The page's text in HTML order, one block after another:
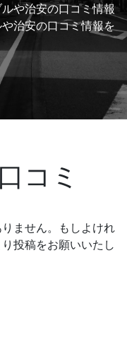
や治安の口コミ情報
治安の口コミ情報を
コミ
ません。もしよけれ
投稿をお願いいたし